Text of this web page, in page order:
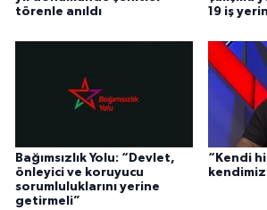
törenle anıldı
19 iş
Bağımsızlık Yolu: “Devlet,
önleyici ve koruyucu
sorumluluklarını yerine
getirmeli”
“Kendi
kendimiz